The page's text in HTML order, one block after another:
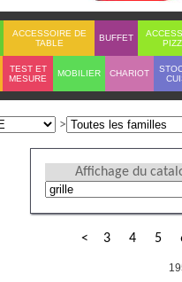
ACCESSOIRE DE
TABLE
BUFFET
TEST ET
MESURE
MOBILIER CHARIOT
Affichage du
< 3 4 5